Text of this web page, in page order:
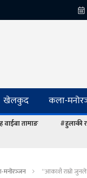
खेलकुद कला-
वाईबा तामाङ #हुलाकी
मनोरञ्‍जन “आकाशै राम्रो